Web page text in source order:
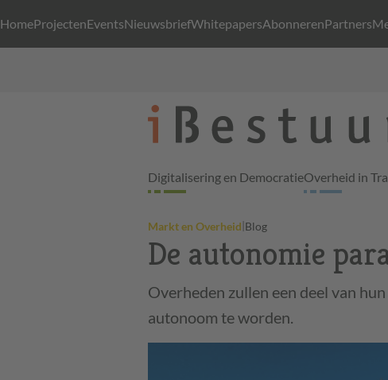
HomeProjectenEventsNieuwsbriefWhitepapersAbonnerenPartners
Digitalisering en DemocratieOverheid in
Markt en Overheid|Blog
De autonomie
Overheden zullen een deel van
autonoom te worden.